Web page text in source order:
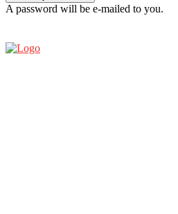
A password will be e-mailed to you.